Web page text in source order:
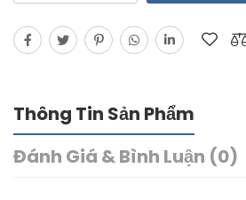
Thông Tin Sản Phẩm
Đánh Giá & Bình Luận (0)